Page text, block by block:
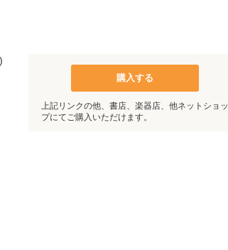
購入する
上記リンクの他、書店、楽器店、他ネットショッ
プにてご購入いただけます。